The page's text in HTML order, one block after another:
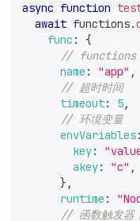
async function
await functions.
func :
{
// functions 文
name : "app" ,
// 超时时间
timeout: 5,
// 环境变量
envVariables:
key:
akey: "c" ,
} ,
runtime :
// 函数触发